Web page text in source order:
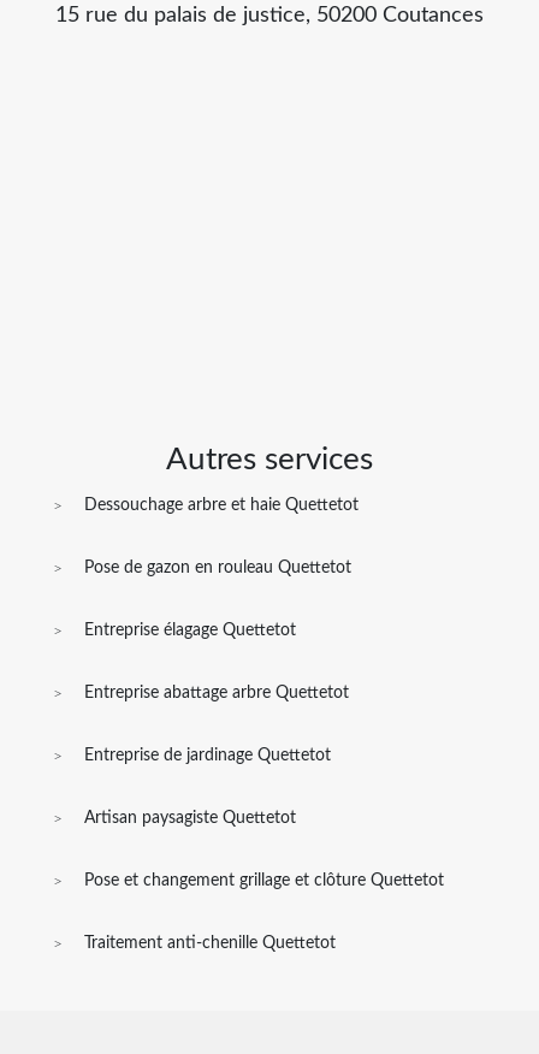
15 rue du palais de justice, 50200 Coutances
Autres services
Dessouchage arbre et haie Quettetot
Pose de gazon en rouleau Quettetot
Entreprise élagage Quettetot
Entreprise abattage arbre Quettetot
Entreprise de jardinage Quettetot
Artisan paysagiste Quettetot
Pose et changement grillage et clôture Quettetot
Traitement anti-chenille Quettetot